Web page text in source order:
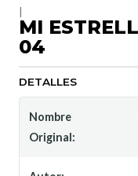
MI
04
DETALLES
Nombre
Original: